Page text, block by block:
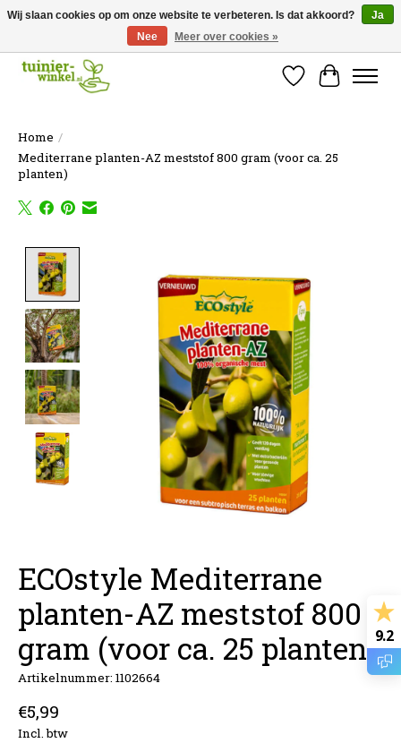
Online tuinartikelen kopen ✓ Online sinds 2007 ✓ Thuiswinkel Waarborg
Verlanglijst
Home /
Mediterrane planten-AZ meststof 800 gram (voor ca. 25
planten)
ECOstyle Mediterrane
planten-AZ meststof 800
gram (voor ca. 25 planten)
Artikelnummer: 1102664
€5,99
Incl. btw
9.2
Wij slaan cookies op om onze website te verbeteren. Is dat akkoord?
Ja
Nee
Meer over cookies »